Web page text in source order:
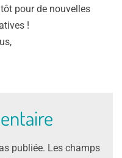
pour de nouvelles
!
publiée. Les champs